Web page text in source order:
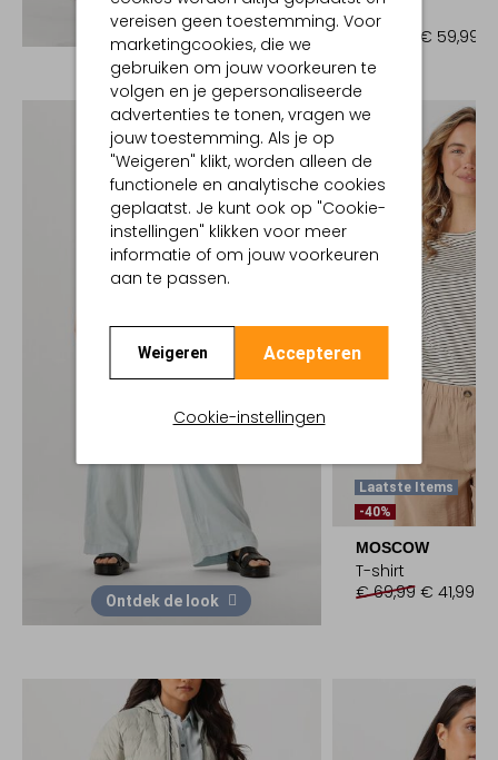
vereisen geen toestemming. Voor
marketingcookies, die we
gebruiken om jouw voorkeuren te
volgen en je gepersonaliseerde
advertenties te tonen, vragen we
jouw toestemming. Als je op
"Weigeren" klikt, worden alleen de
functionele en analytische cookies
geplaatst. Je kunt ook op "Cookie-
instellingen" klikken voor meer
informatie of om jouw voorkeuren
aan te passen.
Weigeren Accepteren
Cookie-instellingen
Ontdek de look
Blouse
€ 59,99
Ontdek de look
Laatste Items
-40%
MOSCOW
T-shirt
€ 69,99 € 41,99